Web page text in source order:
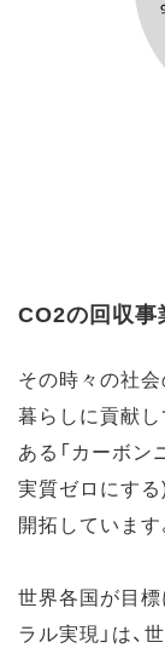
CO2の回収
その時々の社会
暮らしに貢献
ある「カーボ
実質ゼロにする
開拓しています
世界各国が目
ラル実現」は、